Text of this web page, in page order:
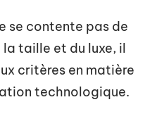
se contente pas de
taille et du luxe, il
critères en matière
technologique.